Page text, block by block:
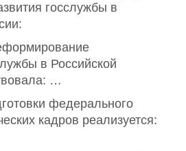
госслужбы в
в Российской
…
федерального
кадров реализуется: